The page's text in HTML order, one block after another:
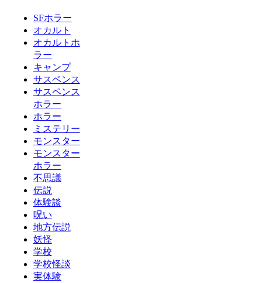
SFホラー
オカルト
オカルトホ
ラー
キャンプ
サスペンス
サスペンス
ホラー
ホラー
ミステリー
モンスター
モンスター
ホラー
不思議
伝説
体験談
呪い
地方伝説
妖怪
学校
学校怪談
実体験